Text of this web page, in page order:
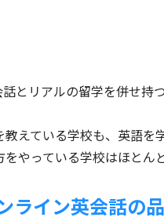
とリアルの留学を併せ持
えている学校も、英語
やっている学校はほとん
ライン英会話の